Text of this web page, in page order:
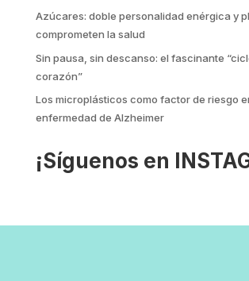
Azúcares: doble personalidad enérgica y
comprometen la salud
Sin pausa, sin descanso: el fascinante
corazón”
Los microplásticos como factor de riesgo
enfermedad de Alzheimer
¡Síguenos en